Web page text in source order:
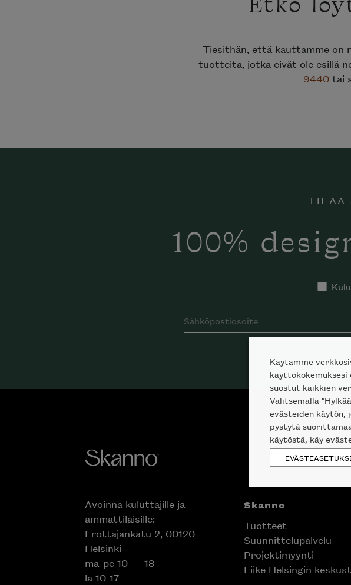
Etkö
Tiesithän, että kauttamme on
tuotteita, jotka eivät ole esillä
9440 tai
TILAA
100%
Avoinna kuluttajille ja
ammattilaisille:
Erottajankatu 2, 00120
Helsinki
ma-pe 10 — 18
la 10-17
Skanno
Tuotteet
Suunnittelupalvelu
Projektimyynti
Liike Helsingin
Käytämme
suostut kaikkien
Valitsemalla
evästeiden käytön,
pystytä
käytöstä, käy